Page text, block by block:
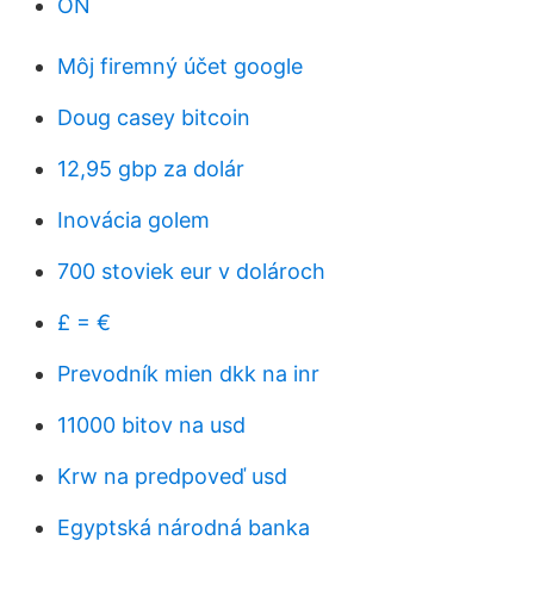
ON
Môj firemný účet google
Doug casey bitcoin
12,95 gbp za dolár
Inovácia golem
700 stoviek eur v dolároch
£ = €
Prevodník mien dkk na inr
11000 bitov na usd
Krw na predpoveď usd
Egyptská národná banka